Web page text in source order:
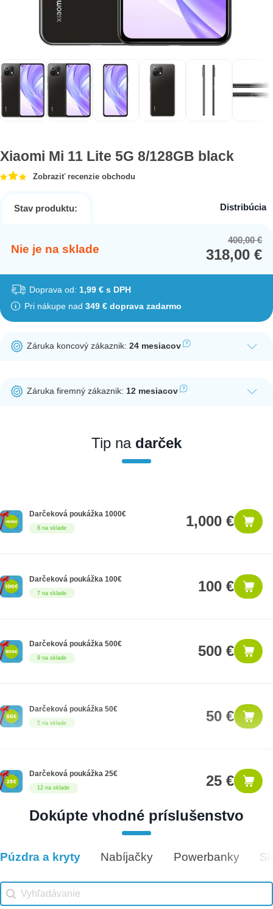
Xiaomi Mi 11 Lite 5G 8/128GB black
Zobraziť recenzie obchodu
Stav produktu: Distribúcia
Nie je na sklade
400,00€
318,00€
Doprava od: 1,99 € s DPH
Pri nákupe nad 349 € doprava zadarmo
Záruka koncový zákaznik:24 mesiacov
potrebná registrácia zákazníckeho účtu.
Záruka firemný zákaznik:12 mesiacov
nakupovať ako firemný zákazník, musíte sa pred nákupom
registrovať. Registrácia podlieha overeniu.
Tip nadarček
8 na sklade
Darčeková poukážka 1000€ 1,000 €
7 na sklade
Darčeková poukážka 100€ 100 €
9 na sklade
Darčeková poukážka 500€ 500 €
5 na sklade
Darčeková poukážka 50€ 50 €
12 na sklade
Darčeková poukážka 25€ 25 €
14 na sklade
Dokúpte vhodné príslušenstvo
Vhodné príslušenstvo
Púzdra a kryty Nabíjačky Powerbanky
Vhodné príslušenstvo search
Search content